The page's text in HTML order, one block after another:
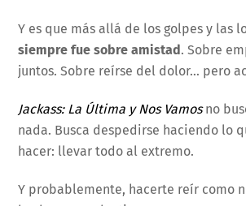
Y es que más allá de los golpes y las
siempre fue sobre amistad . Sobre
juntos. Sobre reírse del dolor… pero
Jackass: La Última y Nos Vamos no
nada. Busca despedirse haciendo lo
hacer: llevar todo al extremo.
Y probablemente, hacerte reír como